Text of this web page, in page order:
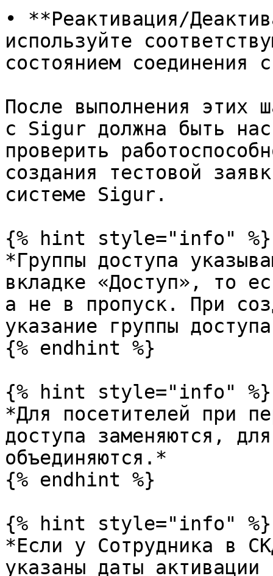
• **Реактивация/
используйте
состоянием соединения
После выполнения этих
с Sigur должна быть
проверить
создания тестовой
системе Sigur.
{% hint style="info" %}
*Группы доступа
вкладке «Доступ», то
а не в пропуск. При
указание группы
{% endhint %}
{% hint style="info" %}
*Для посетителей при
доступа заменяются,
объединяются.*
{% endhint %}
{% hint style="info" %}
*Если у Сотрудника в
указаны даты